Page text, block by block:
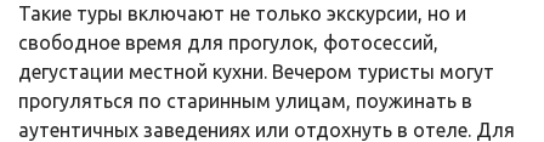
Такие туры включают не только экскурсии, но и
свободное время для прогулок, фотосессий,
дегустации местной кухни. Вечером туристы могут
прогуляться по старинным улицам, поужинать в
аутентичных заведениях или отдохнуть в отеле. Для